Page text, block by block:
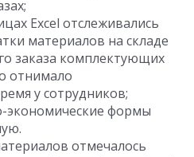
Excel отслеживались
материалов на складе
заказа комплектующих
отнимало
у сотрудников;
экономические формы
отмечалось